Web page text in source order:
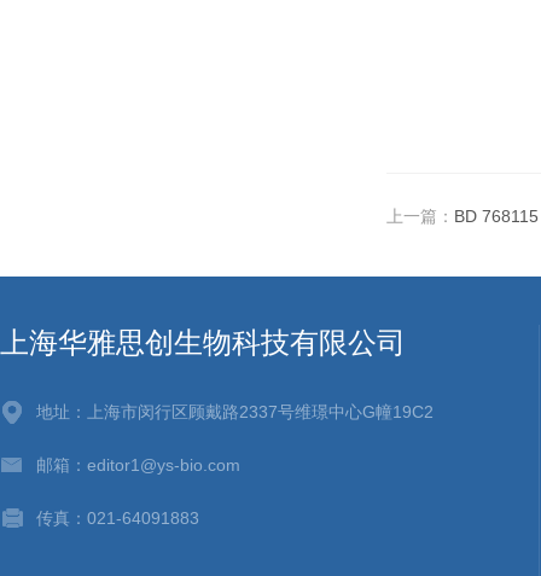
上一篇： BD
上海华雅思创生物科技有限公司
地址：上海市闵行区顾戴路2337号维璟中心G幢19C2
邮箱：editor1@ys-bio.com
传真：021-64091883